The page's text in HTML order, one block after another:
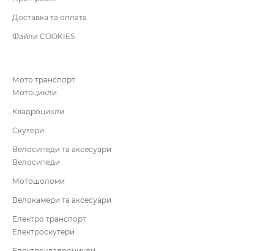
Доставка та оплата
Файли COOKIES
Мото транспорт
Мотоцикли
Квадроцикли
Скутери
Велосипеди та аксесуари
Велосипеди
Мотошоломи
Велокамери та аксесуари
Електро транспорт
Електроскутери